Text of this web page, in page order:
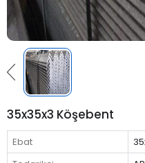
35x35x3 Köşebent
Ebat